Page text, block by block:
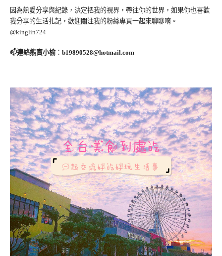
因為熱愛分享與紀錄，決定把我的視界，帶往你的世界，如果你也喜歡
我分享的生活扎記，歡迎關注我的粉絲專頁一起來聊聊唷。
@kinglin724
📫連絡熊寶小榆： b19890528@hotmail.com